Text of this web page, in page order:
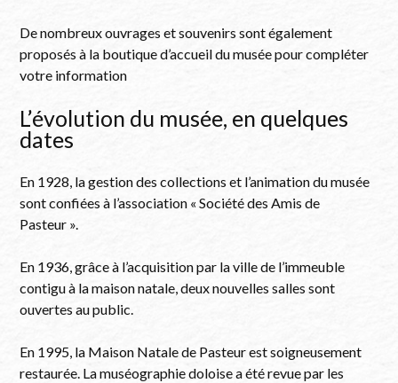
De nombreux ouvrages et souvenirs sont également
proposés à la boutique d’accueil du musée pour compléter
votre information
L’évolution du musée, en quelques
dates
En 1928, la gestion des collections et l’animation du musée
sont confiées à l’association « Société des Amis de
Pasteur ».
En 1936, grâce à l’acquisition par la ville de l’immeuble
contigu à la maison natale, deux nouvelles salles sont
ouvertes au public.
En 1995, la Maison Natale de Pasteur est soigneusement
restaurée. La muséographie doloise a été revue par les